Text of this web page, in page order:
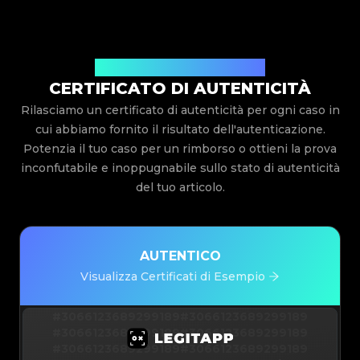
CERTIFICATO DI AUTENTICITÀ
Rilasciamo un certificato di autenticità per ogni caso in
cui abbiamo fornito il risultato dell'autenticazione.
Potenzia il tuo caso per un rimborso o ottieni la prova
inconfutabile e inoppugnabile sullo stato di autenticità
del tuo articolo.
AUTENTICO
Visualizza Certificati di Esempio
#3066123689299189#3066123689299189
#3066123689299189#3066123689299189